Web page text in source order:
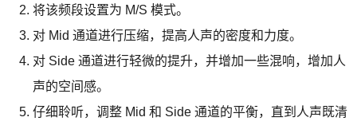
将该频段设置为 M/S 模式。
对 Mid 通道进行压缩，提高人声的密度和力度。
对 Side 通道进行轻微的提升，并增加一些混响，增加人
声的空间感。
仔细聆听，调整 Mid 和 Side 通道的平衡，直到人声既清